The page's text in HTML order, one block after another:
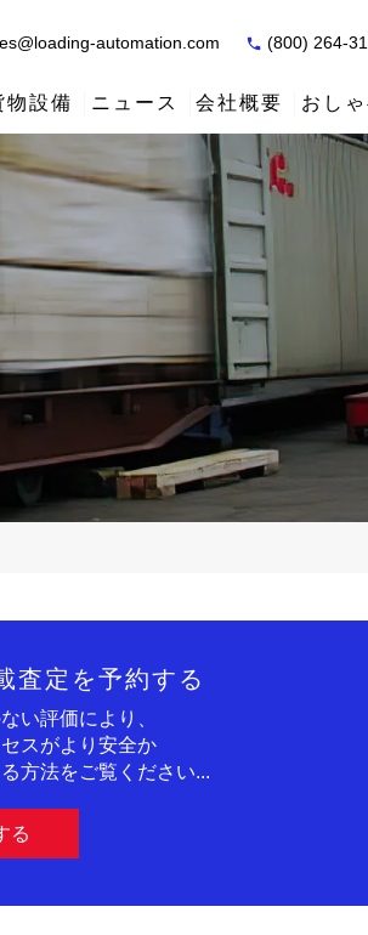
automation.com (800) 264-
ケーススタディ サービス
ケーススタディ サービス
物設備
サービス
ニュース 会社概要
販売店 アクティウ
おし
査定を予約する
い評価により、
スがより安全か
方法をご覧ください...
る